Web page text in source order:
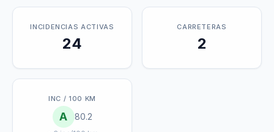
INCIDENCIAS ACTIVAS
24
CARRETERAS
2
INC / 100 KM
A 80.2